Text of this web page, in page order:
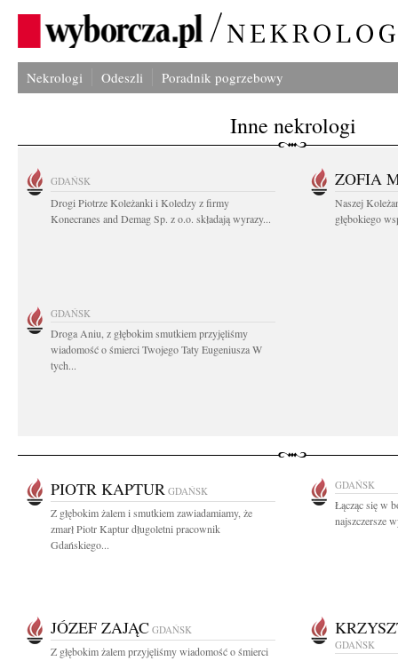
Nekrologi Odeszli Poradnik pogrzebowy
Inne nekrologi
GDAŃSK
Drogi Piotrze Koleżanki i Koledzy z firmy
Konecranes and Demag Sp. z o.o. składają wyrazy...
ZOFIA
Naszej
głębokiego
GDAŃSK
Droga Aniu, z głębokim smutkiem przyjęliśmy
wiadomość o śmierci Twojego Taty Eugeniusza W
tych...
PIOTR KAPTUR GDAŃSK
Z głębokim żalem i smutkiem zawiadamiamy, że
zmarł Piotr Kaptur długoletni pracownik
Gdańskiego...
GDAŃSK
Łącząc się w
najszczersze
JÓZEF ZAJĄC GDAŃSK
Z głębokim żalem przyjęliśmy wiadomość o śmierci
GDAŃSK